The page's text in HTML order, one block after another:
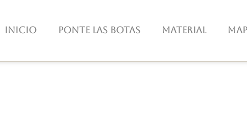
Inicio Ponte las botas Material